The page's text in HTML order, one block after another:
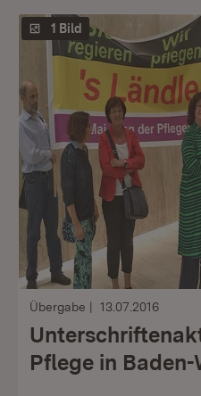
1 Bild
Übergabe 13.07.2016
Pflege in